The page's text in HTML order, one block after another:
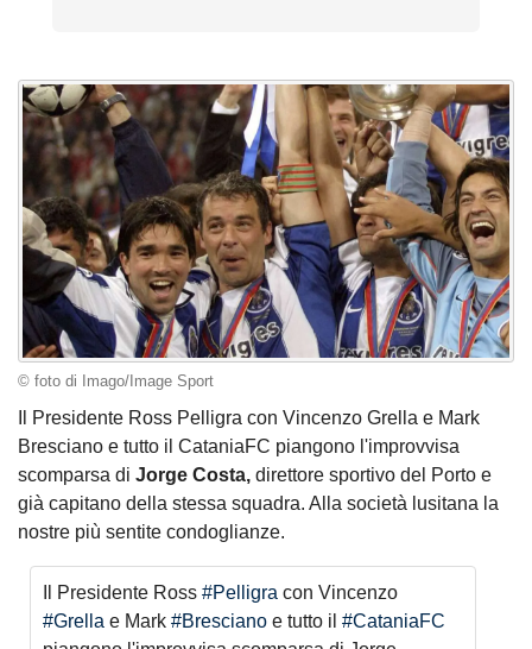
© foto di Imago/Image Sport
Il Presidente Ross Pelligra con Vincenzo Grella e Mark
Bresciano e tutto il CataniaFC piangono l'improvvisa
scomparsa di Jorge Costa, direttore sportivo del Porto e
già capitano della stessa squadra. Alla società lusitana la
nostre più sentite condoglianze.
Il Presidente Ross #Pelligra con Vincenzo
#Grella e Mark #Bresciano e tutto il #CataniaFC